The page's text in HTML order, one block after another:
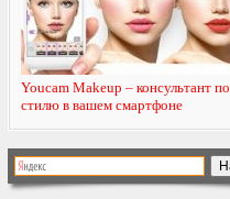
Youcam Makeup – консультант по
стилю в вашем смартфоне